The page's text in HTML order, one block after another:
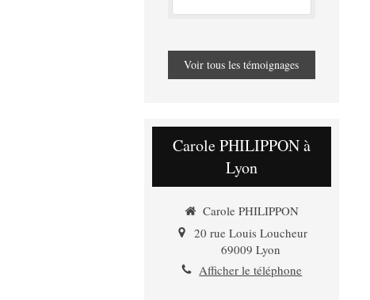
Voir tous les témoignages
Carole PHILIPPON à
Lyon
Carole PHILIPPON
20 rue Louis Loucheur
69009 Lyon
Afficher le téléphone